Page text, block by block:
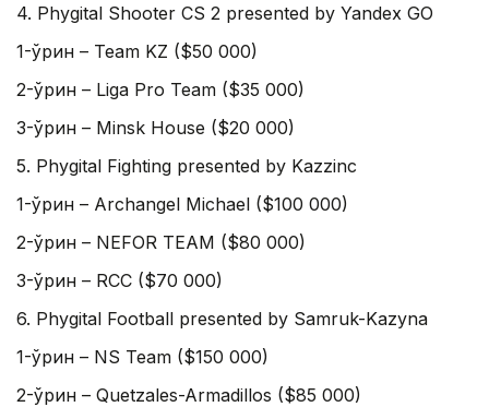
4. Phygital Shooter CS 2 presented by Yandex GO
1-ўрин – Team KZ ($50 000)
2-ўрин – Liga Pro Team ($35 000)
3-ўрин – Minsk House ($20 000)
5. Phygital Fighting presented by Kazzinc
1-ўрин – Archangel Michael ($100 000)
2-ўрин – NEFOR TEAM ($80 000)
3-ўрин – RCC ($70 000)
6. Phygital Football presented by Samruk-Kazyna
1-ўрин – NS Team ($150 000)
2-ўрин – Quetzales-Armadillos ($85 000)